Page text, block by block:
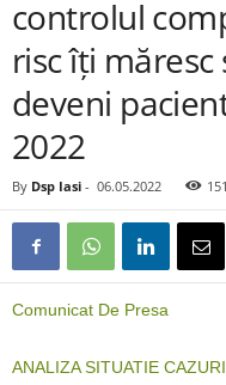
controlul
risc îți măresc
deveni
2022
By Dsp Iasi - 06.05.2022
Comunicat De Presa
ANALIZA SITUATIE